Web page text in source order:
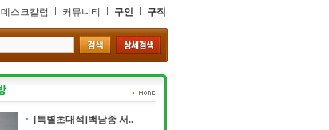
데스크칼럼 커뮤니티 구인 구직
[특별초대석]백남종 서..